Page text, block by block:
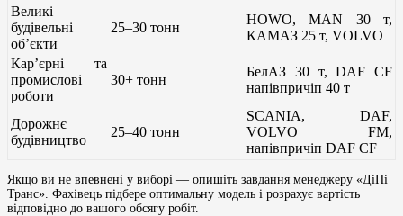
Великі
будівельні
об’єкти
25–30 тонн
HOWO, MAN 30 т,
КАМАЗ 25 т, VOLVO
Кар’єрні та
промислові
роботи
30+ тонн
БелАЗ 30 т, DAF CF
напівпричіп 40 т
Дорожнє
будівництво
25–40 тонн
SCANIA, DAF,
VOLVO FM,
напівпричіп DAF CF
Якщо ви не впевнені у виборі — опишіть завдання менеджеру «ДіПі
Транс». Фахівець підбере оптимальну модель і розрахує вартість
відповідно до вашого обсягу робіт.